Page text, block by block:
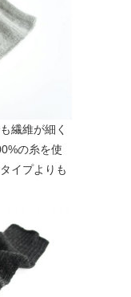
繊維が細く
の糸を使
イプよりも